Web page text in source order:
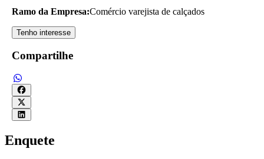
Ramo da Empresa:Comércio varejista de calçados
Tenho interesse
Compartilhe
Enquete